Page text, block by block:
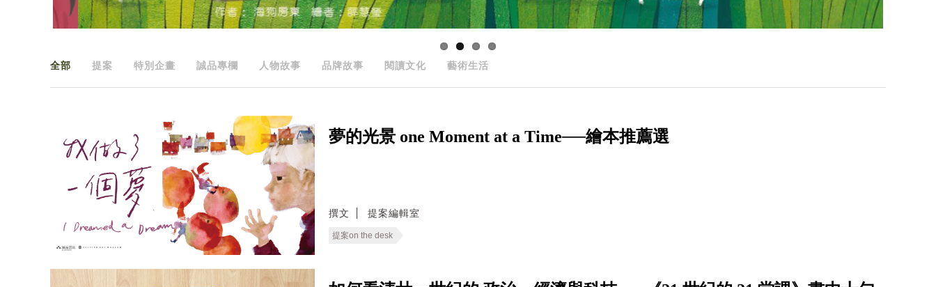
全部 提案 特別企畫 誠品專欄 人物故事 品牌故事 閱讀文化 藝術生活
夢的光景 one Moment at a Time──繪本推薦選
撰文 提案編輯室
提案on the desk